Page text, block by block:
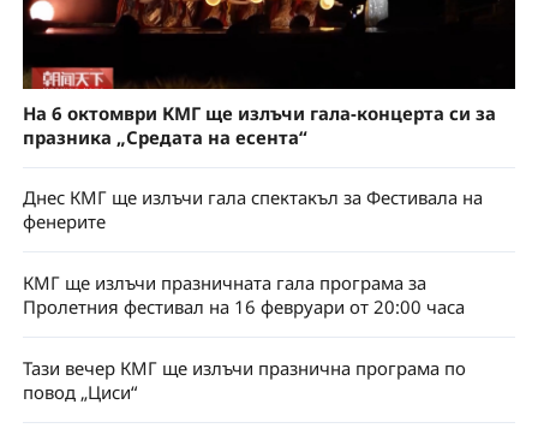
На 6 октомври КМГ ще излъчи гала-концерта си за
празника „Средата на есента“
Днес КМГ ще излъчи гала спектакъл за Фестивала на
фенерите
КМГ ще излъчи празничната гала програма за
Пролетния фестивал на 16 февруари от 20:00 часа
Тази вечер КМГ ще излъчи празнична програма по
повод „Циси“